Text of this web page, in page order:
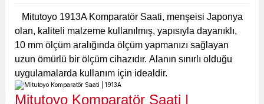
Mitutoyo 1913A Komparatör Saati, menşeisi Japonya
olan, kaliteli malzeme kullanılmış, yapısıyla dayanıklı,
10 mm ölçüm aralığında ölçüm yapmanızı sağlayan
uzun ömürlü bir ölçüm cihazıdır. Alanın sınırlı olduğu
uygulamalarda kullanım için idealdir.
Mitutoyo Komparatör Saati |